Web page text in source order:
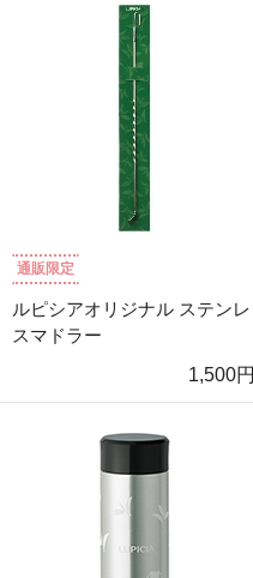
通販限定
ルピシアオリジナル ステンレ
スマドラー
1,500円